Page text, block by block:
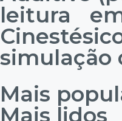
leitura
simulação
Mais
Mais lidos